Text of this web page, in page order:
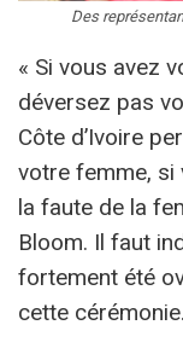
Des
« Si vous avez
déversez pas
Côte d’Ivoire
votre femme, si
la faute de la
Bloom. Il faut
fortement été
cette cérémonie.